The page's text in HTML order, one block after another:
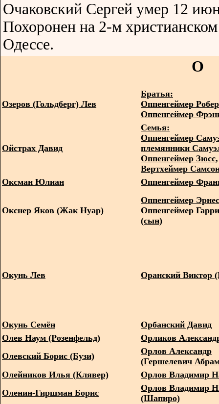
Очаковский Сергей умер 12
Похоронен на 2-м
Одессе.
O
Озеров (Гольдберг) Лев
Братья:
Оппенгеймер
Оппенгеймер
Ойстрах Давид
Семья:
Оппенгеймер
племянники
Оппенгеймер Зюсс,
Вертхеймер
Оксман Юлиан
Оппенгеймер
Окснер Яков (Жак Нуар)
Оппенгеймер
Оппенгеймер
(сын)
Окунь Лев Оранский Виктор
Окунь Семён
Орбанский Давид
Олев Наум (Розенфельд)
Орликов
Олевский Борис (Бузи)
Орлов Александр
(Гершелевич
Олейников Илья (Клявер)
Орлов Владимир
Оленин-Гиршман Борис
Орлов Владимир
(Шапиро)